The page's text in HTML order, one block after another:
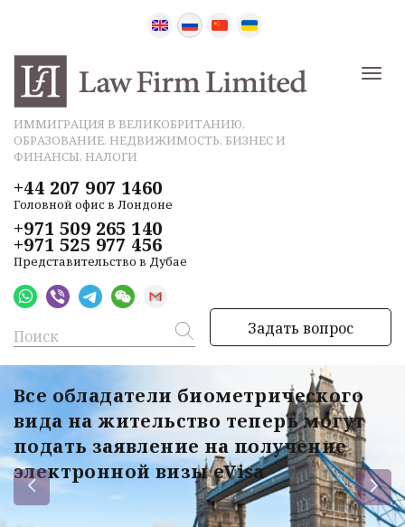
ИММИГРАЦИЯ В ВЕЛИКОБРИТАНИЮ,
ОБРАЗОВАНИЕ, НЕДВИЖИМОСТЬ, БИЗНЕС И
ФИНАНСЫ, НАЛОГИ
+44 207 907 1460
Головной офис в Лондоне
+971 509 265 140
+971 525 977 456
Представительство в Дубае
Задать вопрос
Все обладатели биометрического
вида на жительство теперь могут
подать заявление на получение
электронной визы eVisa